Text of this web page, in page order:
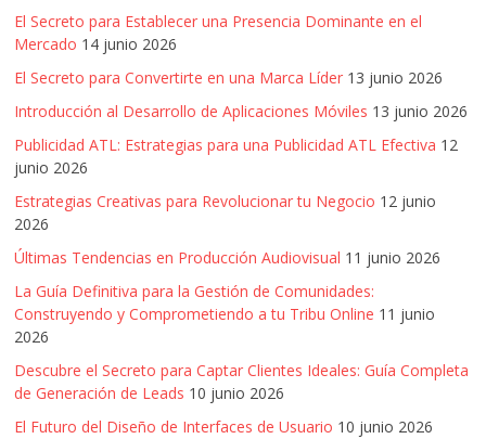
SEM,
Free
Press,
RRPP,
Spots,
Comerciales,
Periodismo,
Revistas,
Magazines
,
ATL,
BTL,
Periódicos
y
Producción
Gráfica
El Secreto para Establecer una Presencia Dominante en el
Mercado 14 junio 2026
El Secreto para Convertirte en una Marca Líder 13 junio 2026
Introducción al Desarrollo de Aplicaciones Móviles 13 junio 2026
Publicidad ATL: Estrategias para una Publicidad ATL Efectiva 12
junio 2026
Estrategias Creativas para Revolucionar tu Negocio 12 junio
2026
Últimas Tendencias en Producción Audiovisual 11 junio 2026
La Guía Definitiva para la Gestión de Comunidades:
Construyendo y Comprometiendo a tu Tribu Online 11 junio
2026
Descubre el Secreto para Captar Clientes Ideales: Guía Completa
de Generación de Leads 10 junio 2026
El Futuro del Diseño de Interfaces de Usuario 10 junio 2026